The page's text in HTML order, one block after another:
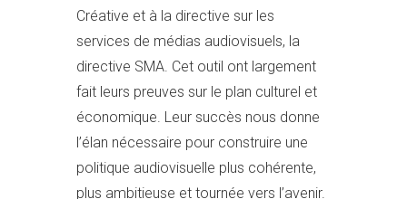
Créative et à la directive sur les
services de médias audiovisuels, la
directive SMA. Cet outil ont largement
fait leurs preuves sur le plan culturel et
économique. Leur succès nous donne
l’élan nécessaire pour construire une
politique audiovisuelle plus cohérente,
plus ambitieuse et tournée vers l’avenir.